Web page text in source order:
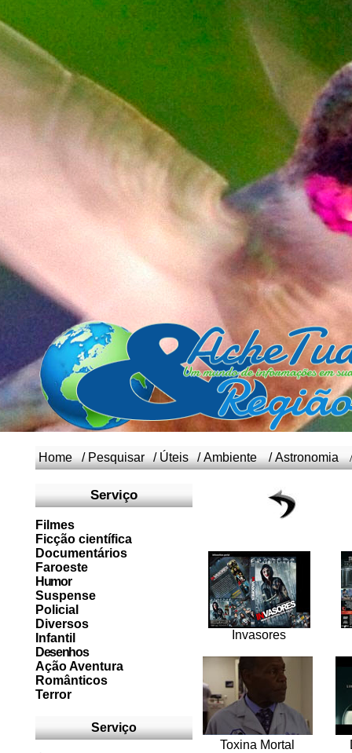
Home / Pesquisar / Úteis /Ambiente /Astronomia
Serviço
Filmes
Ficção científica
Documentários
Faroeste
Humor
Suspense
Policial
Diversos
Infantil
Desenhos
Ação Aventura
Românticos
Terror
Serviço
Invasores
Toxina Mortal